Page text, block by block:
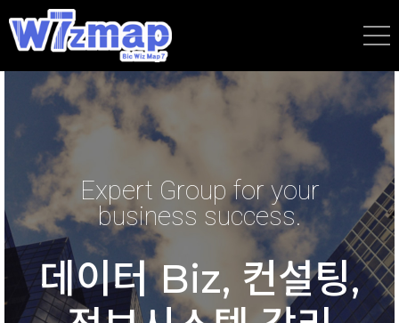
Expert Group for your
business success.
데이터 Biz, 컨설팅,
Join us for your business
success.
고객의 비즈니스